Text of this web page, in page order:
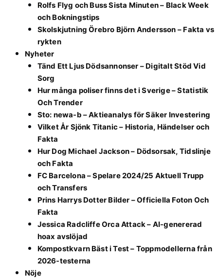
Rolfs Flyg och Buss Sista Minuten – Black Week
och Bokningstips
Skolskjutning Örebro Björn Andersson – Fakta vs
rykten
Nyheter
Tänd Ett Ljus Dödsannonser – Digitalt Stöd Vid
Sorg
Hur många poliser finns det i Sverige – Statistik
Och Trender
Sto: newa-b – Aktieanalys för Säker Investering
Vilket År Sjönk Titanic – Historia, Händelser och
Fakta
Hur Dog Michael Jackson – Dödsorsak, Tidslinje
och Fakta
FC Barcelona – Spelare 2024/25 Aktuell Trupp
och Transfers
Prins Harrys Dotter Bilder – Officiella Foton Och
Fakta
Jessica Radcliffe Orca Attack – AI-genererad
hoax avslöjad
Kompostkvarn Bäst i Test – Toppmodellerna från
2026-testerna
Nöje